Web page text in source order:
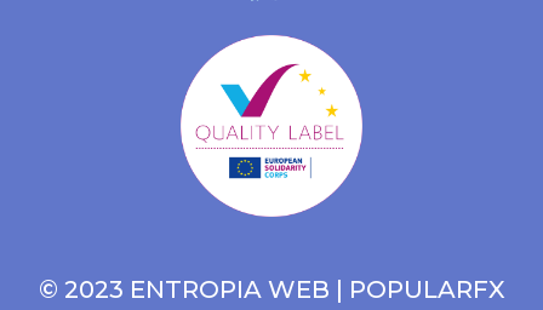
© 2023 ENTROPIA WEB | POPULARFX